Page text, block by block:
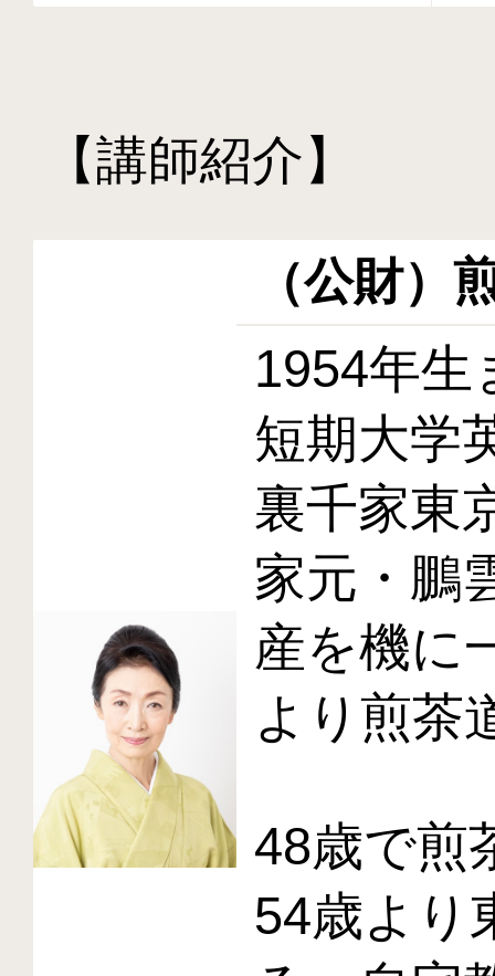
【講師紹介】
（公財
1954年生
短期大学
裏千家東
家元・鵬
産を機に
より煎茶
48歳で煎
54歳より